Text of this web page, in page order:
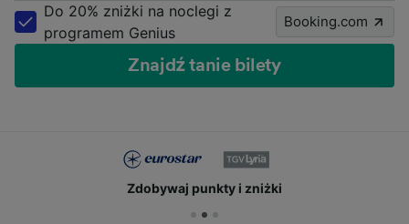
Do 20% zniżki na noclegi z
programem Genius
Booking.com
Znajdź tanie bilety
Zdobywaj punkty i zniżki